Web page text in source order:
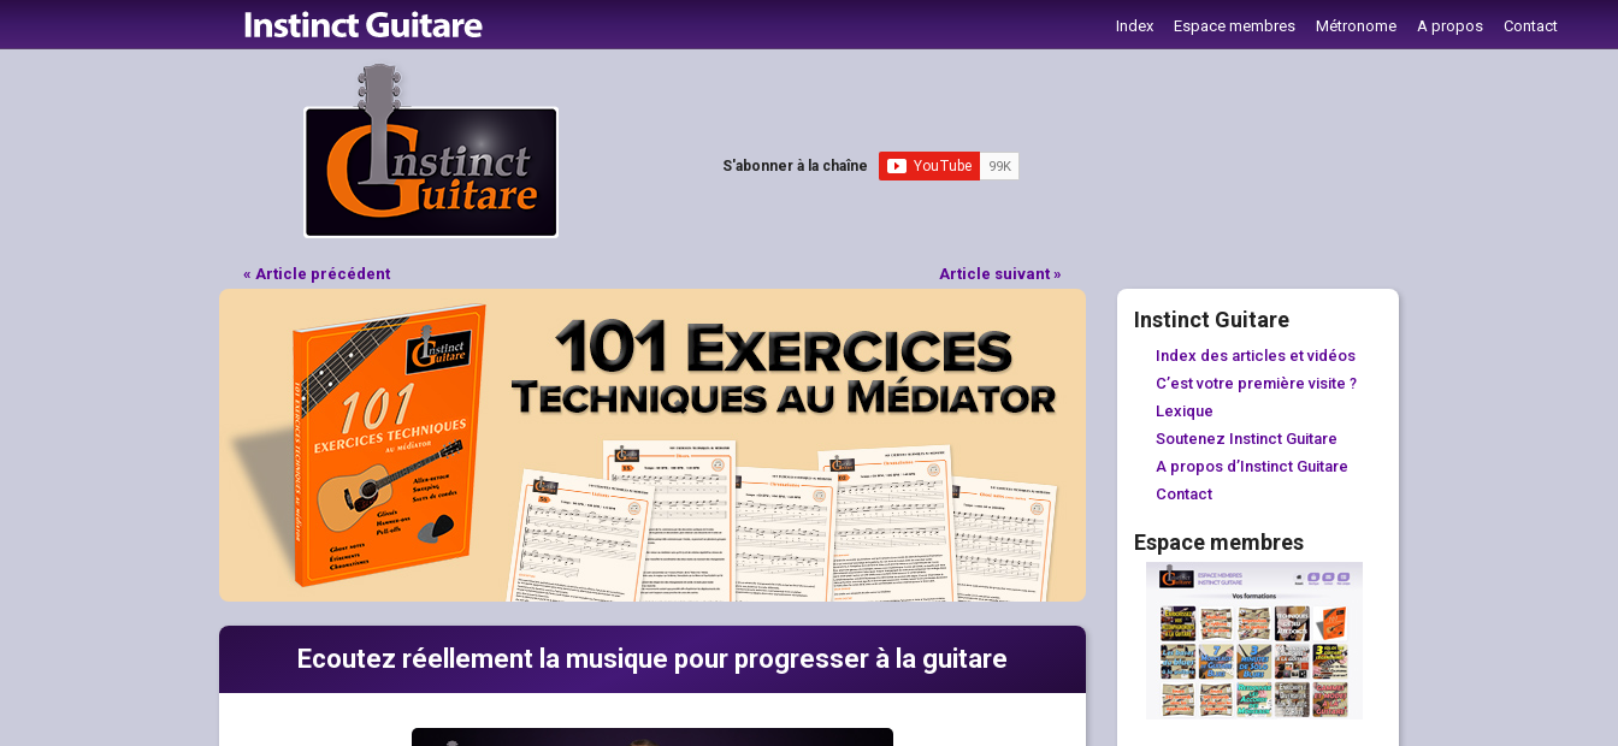
Index Espace membres Métronome A propos Contact
S'abonner à la chaîne
« Article précédent Article suivant »
Ecoutez réellement la musique pour progresser à la guitare
Instinct Guitare
Index des articles et vidéos
C’est votre première visite ?
Lexique
Soutenez Instinct Guitare
A propos d’Instinct Guitare
Contact
Espace membres